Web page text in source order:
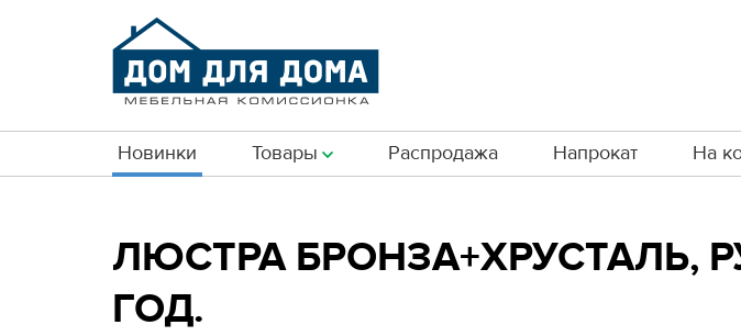
Новинки Товары Распродажа Напрокат На
ЛЮСТРА БРОНЗА+ХРУСТАЛЬ,
ГОД.